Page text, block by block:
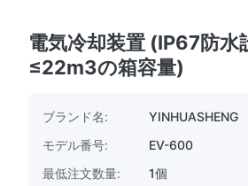
電気冷却装置 (IP67防水
≤22m3の箱容量)
ブランド名:
YINHUASHENG
モデル番号:
EV-600
最低注文数量:
1個